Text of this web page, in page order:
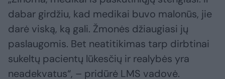
dabar girdžiu, kad medikai buvo malonūs, jie
darė viską, ką gali. Žmonės džiaugiasi jų
paslaugomis. Bet neatitikimas tarp dirbtinai
sukeltų pacientų lūkesčių ir realybės yra
neadekvatus“, – pridūrė LMS vadovė.